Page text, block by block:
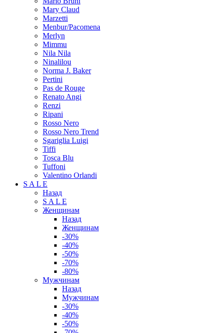
Mary Claud
Marzetti
Menbur/Pacomena
Merlyn
Mimmu
Nila Nila
Ninalilou
Norma J. Baker
Pertini
Pas de Rouge
Renato Angi
Renzi
Ripani
Rosso Nero
Rosso Nero Trend
Sgariglia Luigi
Tiffi
Tosca Blu
Tuffoni
Valentino Orlandi
S A L E
Назад
S A L E
Женщинам
Назад
Женщинам
-30%
-40%
-50%
-70%
-80%
Мужчинам
Назад
Мужчинам
-30%
-40%
-50%